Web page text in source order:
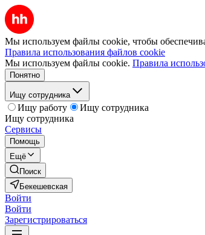
Мы используем файлы cookie, чтобы
Правила использования файлов cookie
Мы используем файлы cookie. Правила
Понятно
Ищу сотрудника
Ищу работу
Ищу сотрудника
Ищу сотрудника
Сервисы
Помощь
Ещё
Поиск
Бекешевская
Войти
Войти
Зарегистрироваться